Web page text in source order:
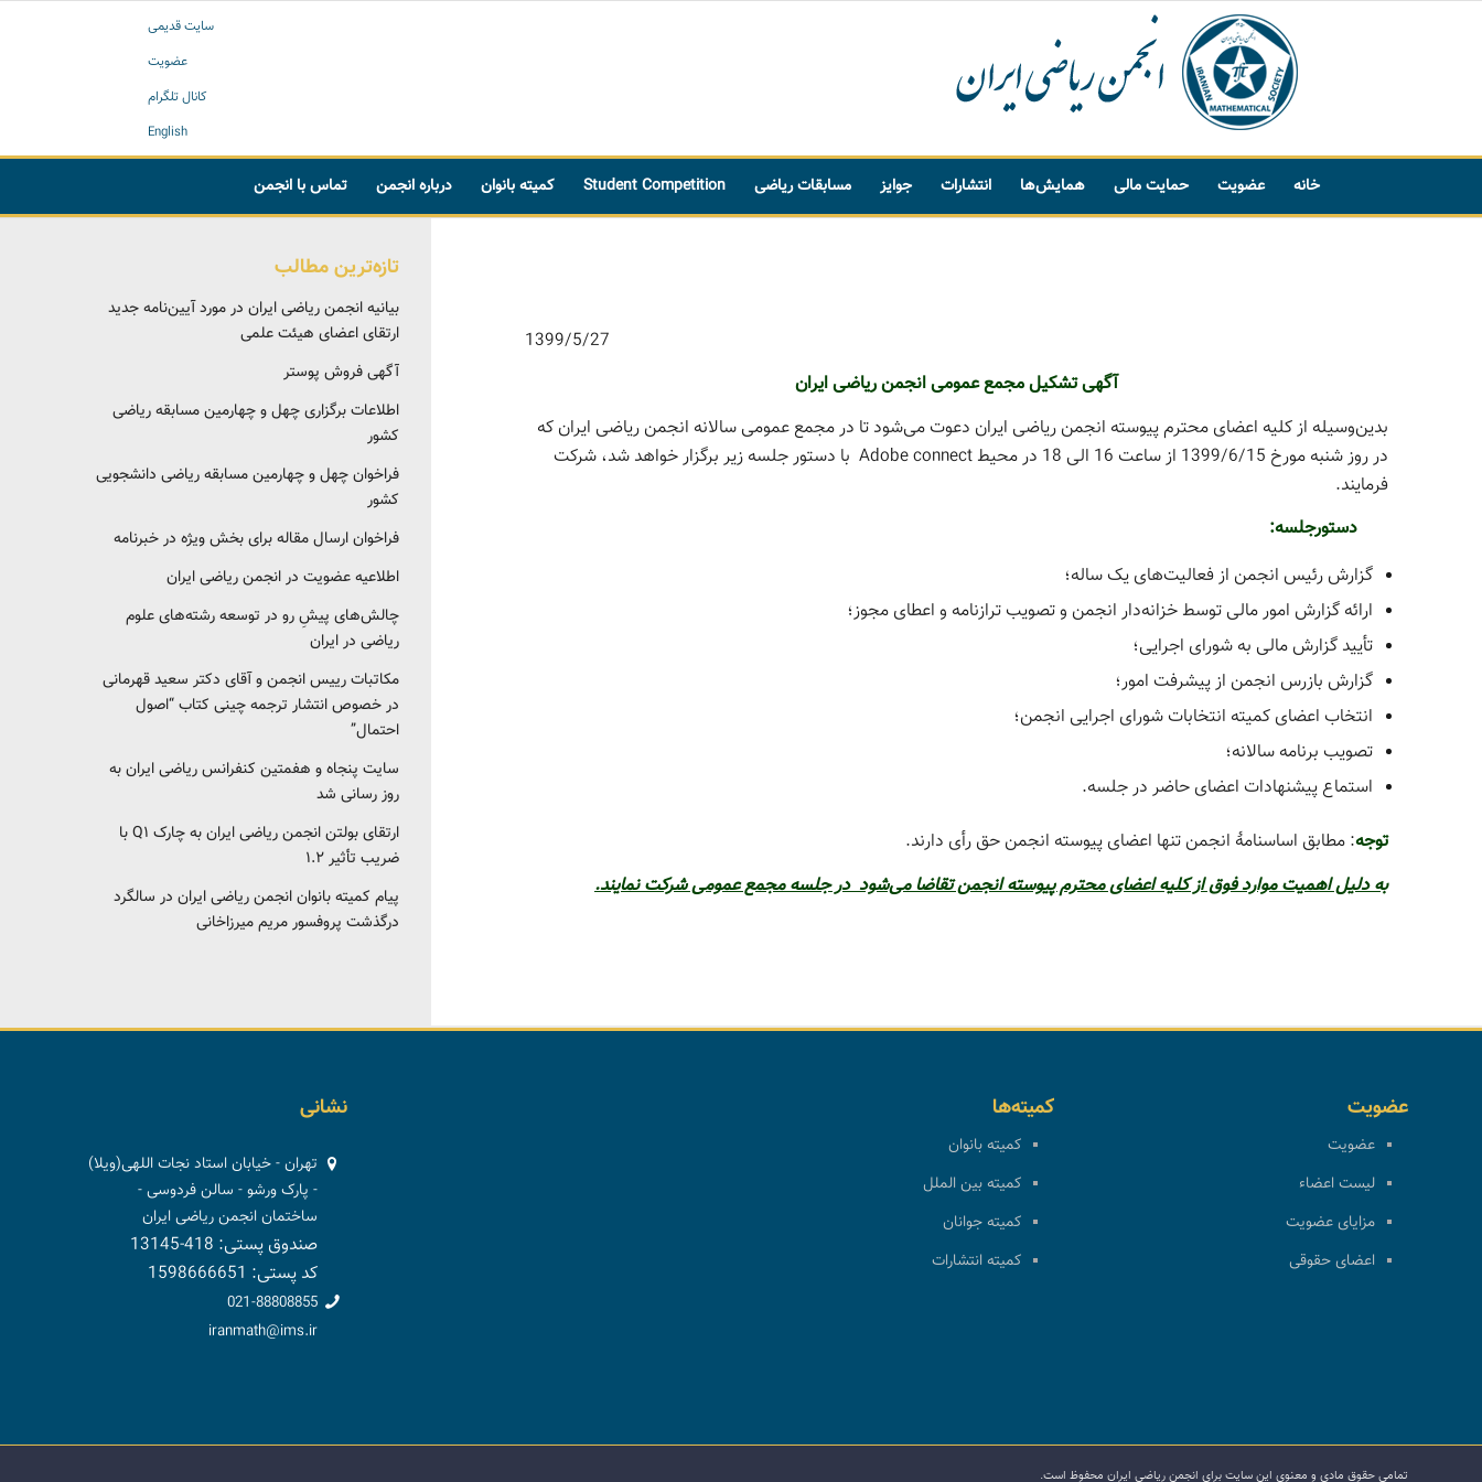
سایت قدیمی
عضویت
کانال تلگرام
English
خانه عضویت حمایت مالی همایش‌ها انتشارات جوایز مسابقات ریاضی Student Competition کمیته بانوان درباره انجمن تماس با انجمن
1399/5/27
آگهی تشکیل مجمع عمومیانجمن ریاضی ایران
بدین‌وسیله از کلیه اعضای محترم پیوسته انجمن ریاضی ایران دعوت می‌شود تا در مجمع عمومی سالانه انجمن ریاضی ایران که
در روز شنبه مورخ 1399/6/15 از ساعت 16 الی 18 در محیط Adobe connect با دستور جلسه زیر برگزار خواهد شد، شرکت
فرمایند.
دستورجلسه:
گزارش رئیس انجمن از فعالیت‌های یک ساله؛
ارائه گزارش امور مالی توسط خزانه‌دار انجمن و تصویب ترازنامه و اعطای مجوز؛
تأیید گزارش مالی به شورای اجرایی؛
گزارش بازرس انجمن از پیشرفت امور؛
انتخاب اعضای کمیته انتخابات شورای اجرایی انجمن؛
تصویب برنامه سالانه؛
استماع پیشنهادات اعضای حاضر در جلسه.
توجه: مطابق اساسنامۀ انجمن تنها اعضای پیوسته انجمن حق رأی دارند.
به دلیل اهمیت موارد فوق از کلیه اعضای محترم پیوسته انجمن تقاضا می‌شوددر جلسه مجمع عمومی شرکت نمایند.
تازه‌ترین مطالب
بیانیه انجمن ریاضی ایران در مورد آیین‌نامه جدید
ارتقای اعضای هیئت علمی
آگهی فروش پوستر
اطلاعات برگزاری چهل و چهارمین مسابقه ریاضی
کشور
فراخوان چهل و چهارمین مسابقه ریاضی دانشجویی
کشور‎‎
فراخوان ارسال مقاله برای بخش ویژه در خبرنامه
اطلاعیه عضویت در انجمن ریاضی ایران
چالش‌های پیشِ رو در توسعه رشته‌های علوم
ریاضی در ایران
مکاتبات رییس انجمن و آقای دکتر سعید قهرمانی
در خصوص انتشار ترجمه چینی کتاب “اصول
احتمال”
سایت پنجاه و هفمتین کنفرانس ریاضی ایران به
روز رسانی شد
ارتقای بولتن انجمن ریاضی ایران به چارک Q1 با
ضریب تأثیر ۱.۲
پیام کمیته بانوان انجمن ریاضی ایران در سالگرد
درگذشت پروفسور مریم میرزاخانی
عضویت
عضویت
لیست اعضاء
مزایای عضویت
اعضای حقوقی
کمیته‌ها
کمیته بانوان
کمیته بین الملل
کمیته جوانان
کمیته انتشارات
نشانی
تهران - خیابان استاد نجات اللهی(ویلا)
- پارک ورشو - سالن فردوسی -
ساختمان انجمن ریاضی ایران
صندوق پستی: 418-13145
کد پستی: 1598666651
021-88808855
iranmath@ims.ir
تمامی حقوق مادی و معنوی این سایت برای انجمن ریاضی ایران محفوظ است.